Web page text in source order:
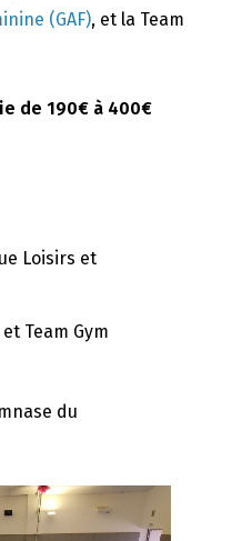
(GAF), et la Team
de 190€ à 400€
Loisirs et
Team Gym
du